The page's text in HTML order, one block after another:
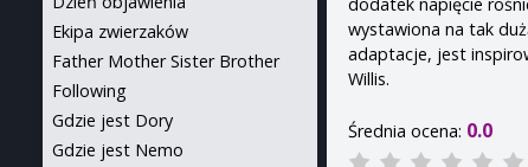
wystawiona na tak
adaptacje, jest
Willis.
Średnia ocena: 0.0
Ekipa zwierzaków
Father Mother Sister Brother
Following
Gdzie jest Dory
Gdzie jest Nemo